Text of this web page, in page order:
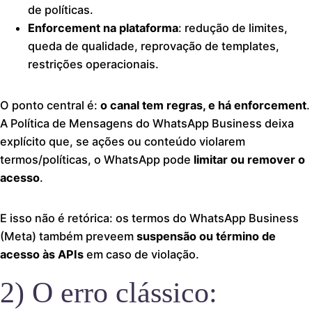
de políticas.
Enforcement na plataforma: redução de limites,
queda de qualidade, reprovação de templates,
restrições operacionais.
O ponto central é: o canal tem regras, e há enforcement.
A Política de Mensagens do WhatsApp Business deixa
explícito que, se ações ou conteúdo violarem
termos/políticas, o WhatsApp pode limitar ou remover o
acesso.
E isso não é retórica: os termos do WhatsApp Business
(Meta) também preveem suspensão ou término de
acesso às APIs em caso de violação.
2) O erro clássico: